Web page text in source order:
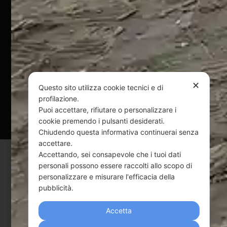
Pagamenti Sicuri
@ Copyright 2024 Webpesca è un brand Intent di Federico
Andrenacci P.Iva 01917920678
Via G. Galilei n. 2 – 64018 Tortoreto TE | REA TE-168019 |
Mail:
info@webpesca.it| Pec:federicoandrenacci@pec.it
Questo sito è protetto da Google reCAPTCHA
v3,
Privacy PolicyeTerms of Servicedi Google.
✕
Questo sito utilizza cookie tecnici e di
profilazione.
Puoi accettare, rifiutare o personalizzare i
cookie premendo i pulsanti desiderati.
Chiudendo questa informativa continuerai senza
accettare.
Accettando, sei consapevole che i tuoi dati
personali possono essere raccolti allo scopo di
personalizzare e misurare l'efficacia della
pubblicità.
Accetta